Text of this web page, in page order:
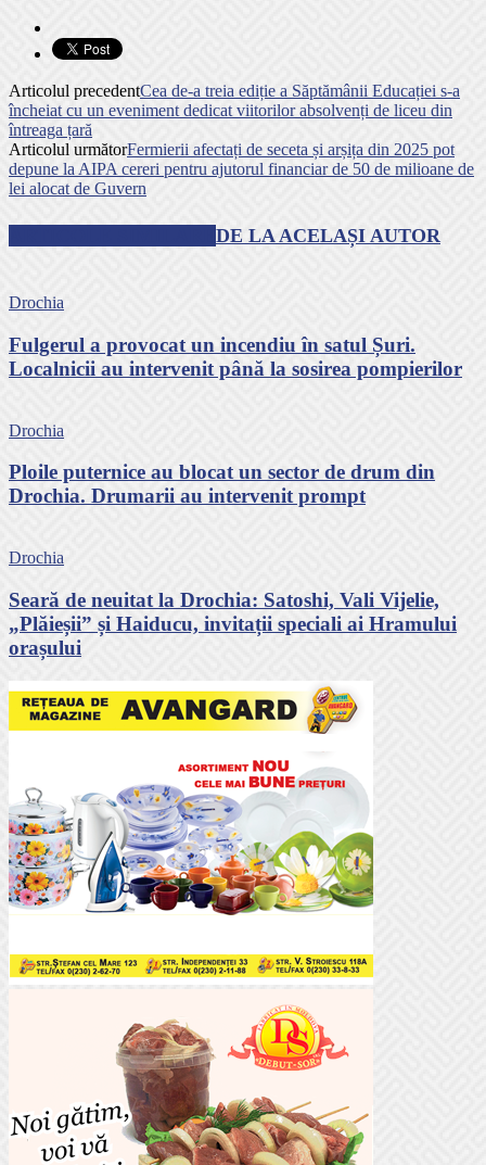
Articolul precedentCea de-a treia ediție a Săptămânii Educației s-a
încheiat cu un eveniment dedicat viitorilor absolvenți de liceu din
întreaga țară
Articolul următorFermierii afectați de seceta și arșița din 2025 pot
depune la AIPA cereri pentru ajutorul financiar de 50 de milioane de
lei alocat de Guvern
DE LA ACELAȘI AUTOR
Drochia
Fulgerul a provocat un incendiu în satul Șuri.
Localnicii au intervenit până la sosirea pompierilor
Drochia
Ploile puternice au blocat un sector de drum din
Drochia. Drumarii au intervenit prompt
Drochia
Seară de neuitat la Drochia: Satoshi, Vali Vijelie,
„Plăieșii” și Haiducu, invitații speciali ai Hramului
orașului